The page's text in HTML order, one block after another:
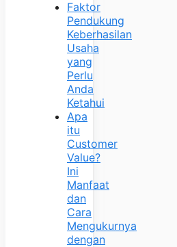
Faktor
Pendukung
Keberhasilan
Usaha
yang
Perlu
Anda
Ketahui
Apa
itu
Customer
Value?
Ini
Manfaat
dan
Cara
Mengukurnya
dengan